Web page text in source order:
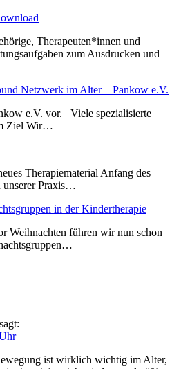
Therapeuten*innen und
zum Ausdrucken und
Netzwerk im Alter – Pankow e.V.
e.V. vor. Viele spezialisierte
Ziel Wir…
Therapiematerial Anfang des
unserer Praxis…
in der Kindertherapie
Weihnachten führen wir nun schon
sagt:
ist wirklich wichtig im Alter,